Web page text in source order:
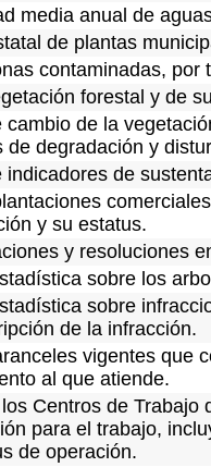
media anual de
de plantas
contaminadas,
forestal y de
de la
degradación y
de
y su estatus.
y resoluciones
sobre los
sobre
de la infracción.
vigentes que
al que atiende.
Centros de
para el trabajo,
de operación.